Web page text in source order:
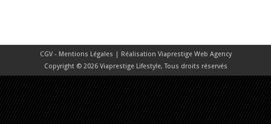
CGV - Mentions Légales | Réalisation Viaprestige Web Agency
Copyright © 2026 Viaprestige Lifestyle, Tous droits réservés